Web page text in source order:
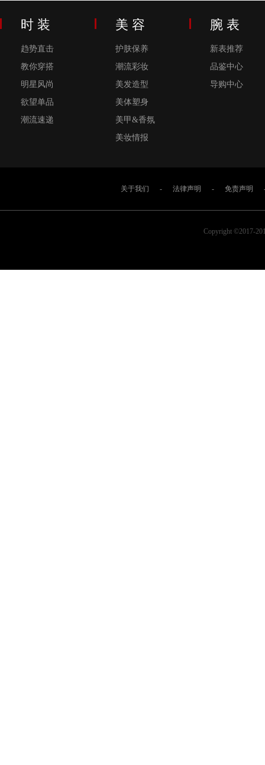
时 装
趋势直击
教你穿搭
明星风尚
欲望单品
潮流速递
美 容
护肤保养
潮流彩妆
美发造型
美体塑身
美甲&香氛
美妆情报
腕 表
新表推荐
品鉴中心
导购中心
关于我们 - 法律声明 - 免责声明
Copyright ©2017-